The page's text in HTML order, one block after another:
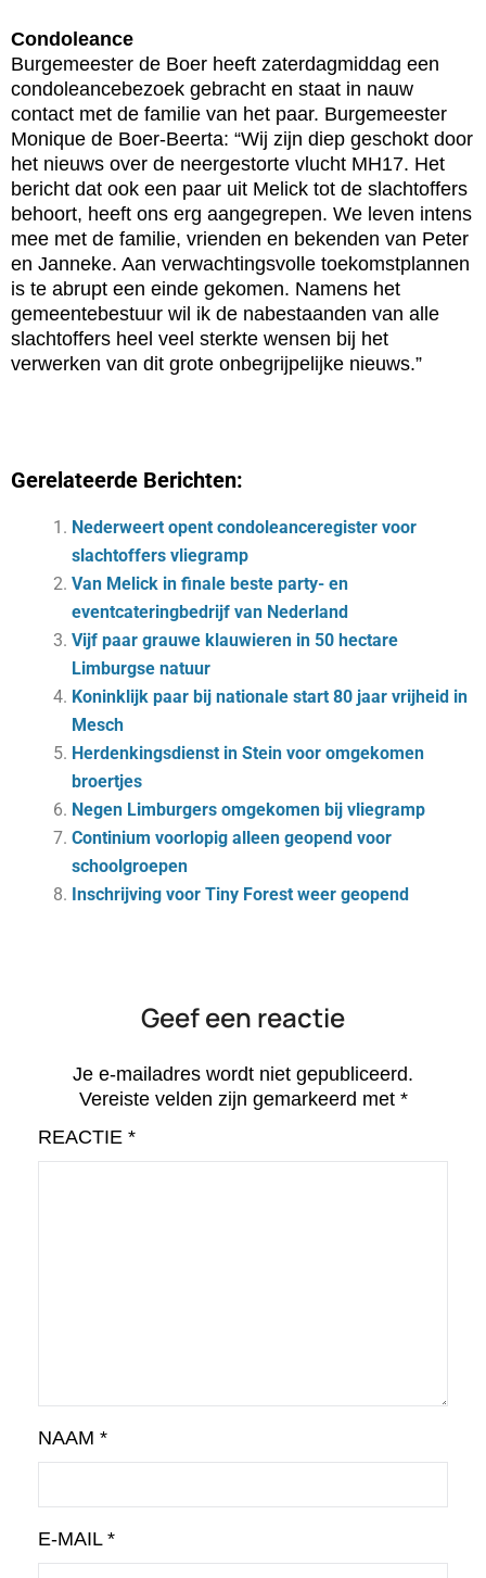
Condoleance
Burgemeester de Boer heeft zaterdagmiddag een
condoleancebezoek gebracht en staat in nauw
contact met de familie van het paar. Burgemeester
Monique de Boer-Beerta: “Wij zijn diep geschokt door
het nieuws over de neergestorte vlucht MH17. Het
bericht dat ook een paar uit Melick tot de slachtoffers
behoort, heeft ons erg aangegrepen. We leven intens
mee met de familie, vrienden en bekenden van Peter
en Janneke. Aan verwachtingsvolle toekomstplannen
is te abrupt een einde gekomen. Namens het
gemeentebestuur wil ik de nabestaanden van alle
slachtoffers heel veel sterkte wensen bij het
verwerken van dit grote onbegrijpelijke nieuws.”
Gerelateerde Berichten:
Nederweert opent condoleanceregister voor
slachtoffers vliegramp
Van Melick in finale beste party- en
eventcateringbedrijf van Nederland
Vijf paar grauwe klauwieren in 50 hectare
Limburgse natuur
Koninklijk paar bij nationale start 80 jaar vrijheid in
Mesch
Herdenkingsdienst in Stein voor omgekomen
broertjes
Negen Limburgers omgekomen bij vliegramp
Continium voorlopig alleen geopend voor
schoolgroepen
Inschrijving voor Tiny Forest weer geopend
Geef een reactie
Je e-mailadres wordt niet gepubliceerd.
Vereiste velden zijn gemarkeerd met *
REACTIE *
NAAM *
E-MAIL *